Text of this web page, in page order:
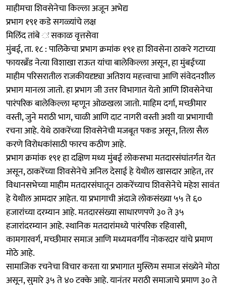
माहीमचा शिवसेनेचा किल्ला अजून अभेद्य
प्रभाग १९१ कडे सगळ्यांचे लक्ष
मिलिंद तांबे ः सकाळ वृत्तसेवा
मुंबई, ता. १८ : पालिकेचा प्रभाग क्रमांक १९१ हा शिवसेना ठाकरे गटाच्या
फायरब्रँड नेत्या विशाखा राऊत यांचा बालेकिल्ला असून, हा मुंबईच्या
माहीम परिसरातील राजकीयदृष्ट्या अतिशय महत्त्वाचा आणि संवेदनशील
प्रभाग मानला जातो. हा प्रभाग जी उत्तर विभागात येतो आणि शिवसेनेचा
पारंपरिक बालेकिल्ला म्हणून ओळखला जातो. माहिम दर्गा, मच्छीमार
वस्ती, जुने मराठी भाग, चाळी आणि दाट नागरी वस्ती अशी या प्रभागाची
रचना आहे. येथे ठाकरेंच्या शिवसेनेची मजबूत पकड असून, तिला सैल
करणे विरोधकांसाठी फारच कठीण आहे.
प्रभाग क्रमांक १९१ हा दक्षिण मध्य मुंबई लोकसभा मतदारसंघांतर्गत येत
असून, ठाकरेंच्या शिवसेनेचे अनिल देसाई हे येथील खासदार आहेत, तर
विधानसभेच्या माहीम मतदारसंघातून ठाकरेंच्याच शिवसेनेचे महेश सावंत
हे येथील आमदार आहेत. या प्रभागाची अंदाजे लोकसंख्या ५५ ते ६०
हजारांच्या दरम्यान आहे. मतदारसंख्या साधारणपणे ३० ते ३५
हजारांदरम्यान आहे. स्थानिक मतदारांमध्ये पारंपरिक रहिवासी,
कामगारवर्ग, मच्छीमार समाज आणि मध्यमवर्गीय नोकरदार यांचे प्रमाण
मोठे आहे.
सामाजिक रचनेचा विचार करता या प्रभागात मुस्लिम समाज संख्येने मोठा
असून, सुमारे ३५ ते ४० टक्के आहे. यानंतर मराठी समाजाचे प्रमाण ३० ते